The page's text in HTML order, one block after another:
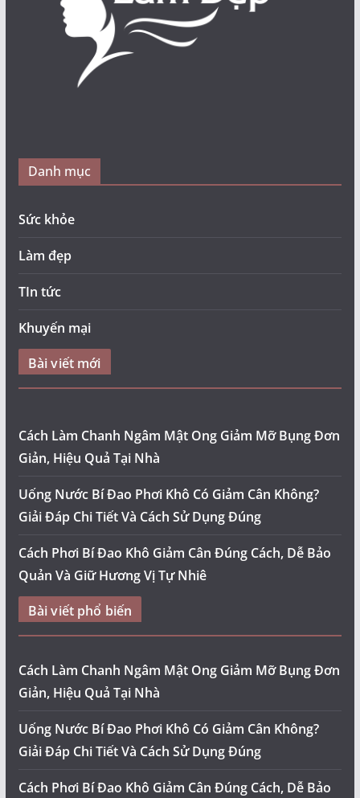
Danh mục
Sức khỏe
Làm đẹp
TIn tức
Khuyến mại
Bài viết mới
Cách Làm Chanh Ngâm Mật Ong Giảm Mỡ Bụng Đơn
Giản, Hiệu Quả Tại Nhà
Uống Nước Bí Đao Phơi Khô Có Giảm Cân Không?
Giải Đáp Chi Tiết Và Cách Sử Dụng Đúng
Cách Phơi Bí Đao Khô Giảm Cân Đúng Cách, Dễ Bảo
Quản Và Giữ Hương Vị Tự Nhiê
Bài viết phổ biến
Cách Làm Chanh Ngâm Mật Ong Giảm Mỡ Bụng Đơn
Giản, Hiệu Quả Tại Nhà
Uống Nước Bí Đao Phơi Khô Có Giảm Cân Không?
Giải Đáp Chi Tiết Và Cách Sử Dụng Đúng
Cách Phơi Bí Đao Khô Giảm Cân Đúng Cách, Dễ Bảo